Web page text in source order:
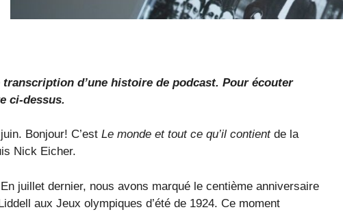
d’une histoire de podcast. Pour écouter
ci-dessus.
Bonjour! C’est Le monde et tout ce qu’il contientde la
Nick Eicher.
juillet dernier, nous avons marqué le centième anniversaire
aux Jeux olympiques d’été de 1924. Ce moment